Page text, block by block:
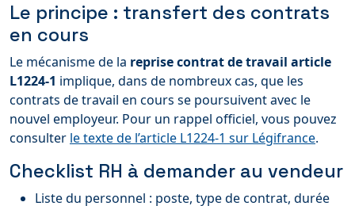
Le principe : transfert des contrats
en cours
Le mécanisme de la reprise contrat de travail article
L1224-1 implique, dans de nombreux cas, que les
contrats de travail en cours se poursuivent avec le
nouvel employeur. Pour un rappel officiel, vous pouvez
consulter le texte de l’article L1224-1 sur Légifrance.
Checklist RH à demander au vendeur
Liste du personnel : poste, type de contrat, durée